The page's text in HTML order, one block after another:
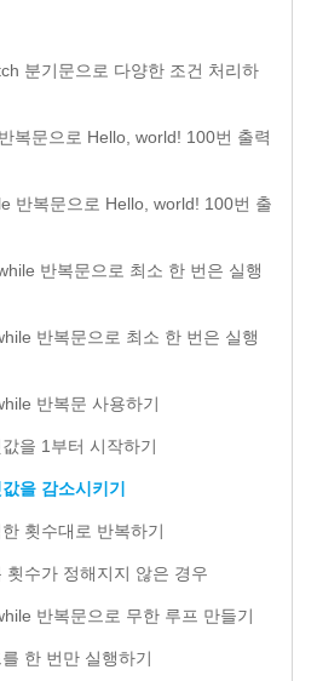
분기문으로 다양한 조건 처리하
복문으로 Hello, world! 100번 출력
반복문으로 Hello, world! 100번 출
반복문으로 최소 한 번은 실행
반복문으로 최소 한 번은 실행
반복문 사용하기
을 1부터 시작하기
을 감소시키기
횟수대로 반복하기
횟수가 정해지지 않은 경우
반복문으로 무한 루프 만들기
한 번만 실행하기